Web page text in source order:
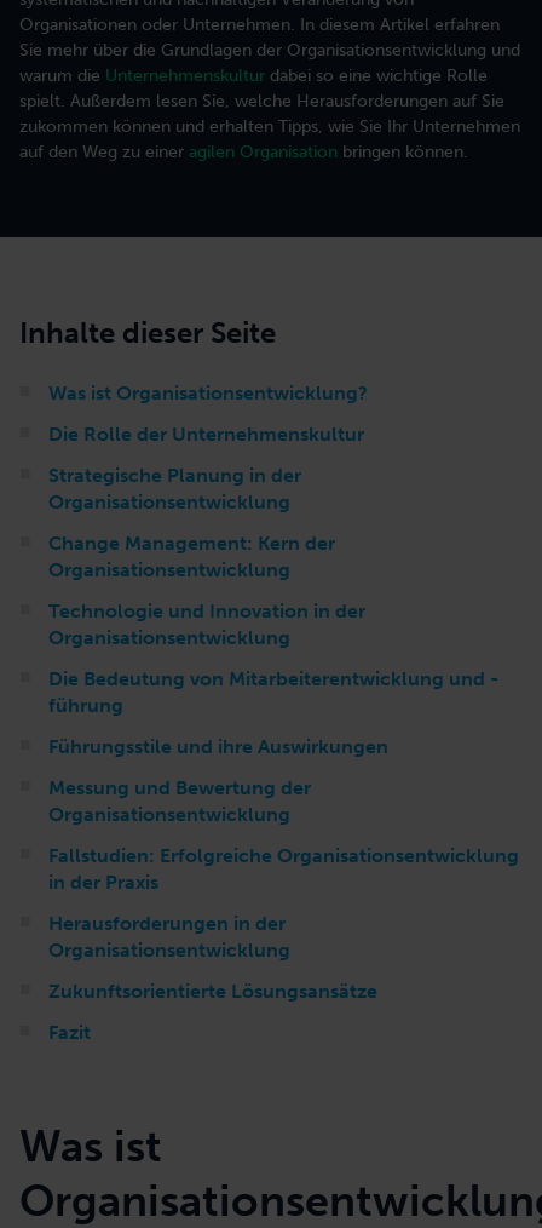
Produktberatung
Wirksamkeit von Teams und Produkten steigern
Orientierung für die Zukunft finden
Digitalberatung
Trainings für Starter
Lassen Sie sich in mehrmonatigen Ausbildungen für neue Rolle ausbilden.
Ressourcen
Kostenfreie Tools zur Integration in Ihren Arbeitsalltag.
Karriere
Bring Deine Talente in unser selbst geführtes Team ein.
Organisationen oder Unternehmen. In diesem Artikel erfahren
Sie mehr über die Grundlagen der Organisationsentwicklung und
warum die Unternehmenskultur dabei so eine wichtige Rolle
spielt. Außerdem lesen Sie, welche Herausforderungen auf Sie
zukommen können und erhalten Tipps, wie Sie Ihr Unternehmen
auf den Weg zu einer agilen Organisation bringen können.
Inhalte dieser Seite
Was ist Organisationsentwicklung?
Die Rolle der Unternehmenskultur
Strategische Planung in der
Organisationsentwicklung
Change Management: Kern der
Organisationsentwicklung
Technologie und Innovation in der
Organisationsentwicklung
Die Bedeutung von Mitarbeiterentwicklung und -
führung
Führungsstile und ihre Auswirkungen
Messung und Bewertung der
Organisationsentwicklung
Fallstudien: Erfolgreiche Organisationsentwicklung
in der Praxis
Herausforderungen in der
Organisationsentwicklung
Zukunftsorientierte Lösungsansätze
Fazit
Was ist